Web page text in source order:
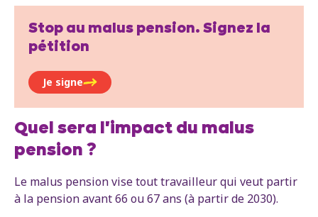
Stop au malus pension. Signez la
pétition
Je signe
Quel sera l'impact du malus
pension ?
Le malus pension vise tout travailleur qui veut partir
à la pension avant 66 ou 67 ans (à partir de 2030).